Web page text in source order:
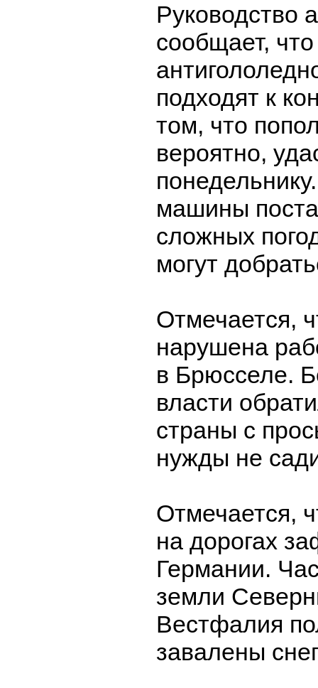
Руководство
сообщает,
подходят к
том, что
вероятно,
машины
сложных
могут
Отмечается,
нарушена
в Брюсселе.
власти
страны с
нужды не
Отмечается,
на дорогах
Германии.
земли
Вестфалия
завалены